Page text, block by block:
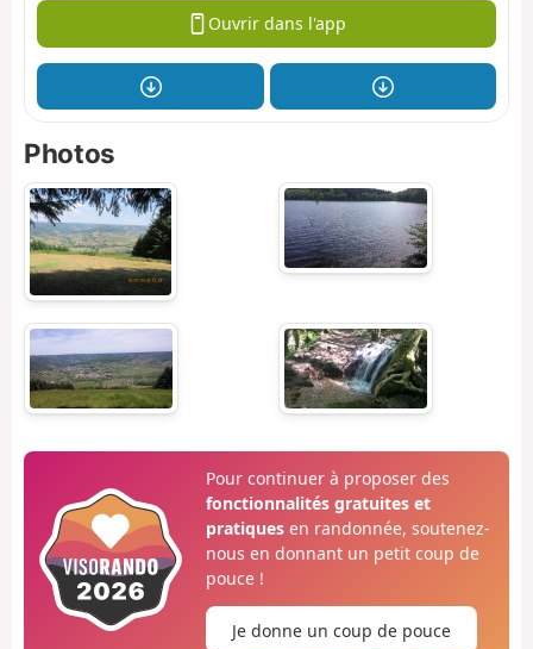
Ouvrir dans l'app
Photos
Pour continuer à proposer des
fonctionnalités gratuites et
pratiquesen randonnée, soutenez-
nous en donnant un petit coup de
pouce !
Je donne un coup de pouce